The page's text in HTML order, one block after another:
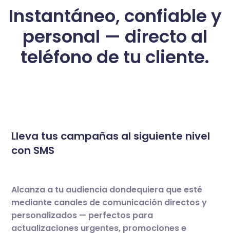
Instantáneo, confiable y
personal — directo al
teléfono de tu cliente.
Lleva tus campañas al siguiente nivel
con SMS
Alcanza a tu audiencia dondequiera que esté
mediante canales de comunicación directos y
personalizados — perfectos para
actualizaciones urgentes, promociones e